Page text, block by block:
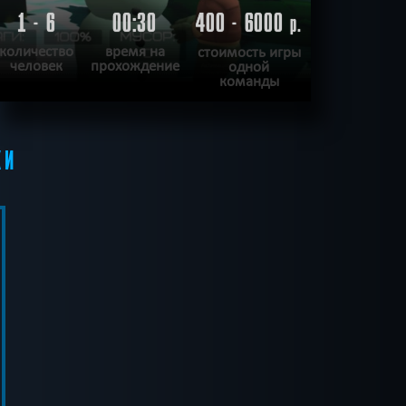
1 - 6
количество
человек
00:30
время на
прохождение
400 - 6000р.
стоимость игры
одной
команды